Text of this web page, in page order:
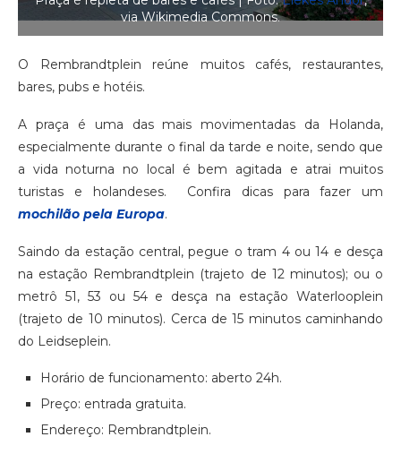
via Wikimedia Commons.
O Rembrandtplein reúne muitos cafés, restaurantes,
bares, pubs e hotéis.
A praça é uma das mais movimentadas da Holanda,
especialmente durante o final da tarde e noite, sendo que
a vida noturna no local é bem agitada e atrai muitos
turistas e holandeses. Confira dicas para fazer um
mochilão pela Europa.
Saindo da estação central, pegue o tram 4 ou 14 e desça
na estação Rembrandtplein (trajeto de 12 minutos); ou o
metrô 51, 53 ou 54 e desça na estação Waterlooplein
(trajeto de 10 minutos). Cerca de 15 minutos caminhando
do Leidseplein.
Horário de funcionamento: aberto 24h.
Preço: entrada gratuita.
Endereço: Rembrandtplein.